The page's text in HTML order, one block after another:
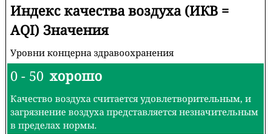
Индекс качества воздуха (ИКВ =
AQI) Значения
Уровни концерна здравоохранения
0 - 50 хорошо
Качество воздуха считается удовлетворительным, и
загрязнение воздуха представляется незначительным
в пределах нормы.